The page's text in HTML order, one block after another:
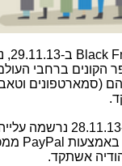
Black
ב-
(סמארטפונים
באמצעות PayPal
אשתקד.